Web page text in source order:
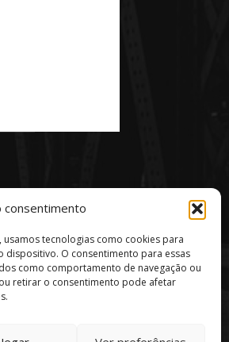
consentimento
tecnologias como cookies para
dispositivo. O consentimento para essas
como comportamento de navegação ou
retirar o consentimento pode afetar